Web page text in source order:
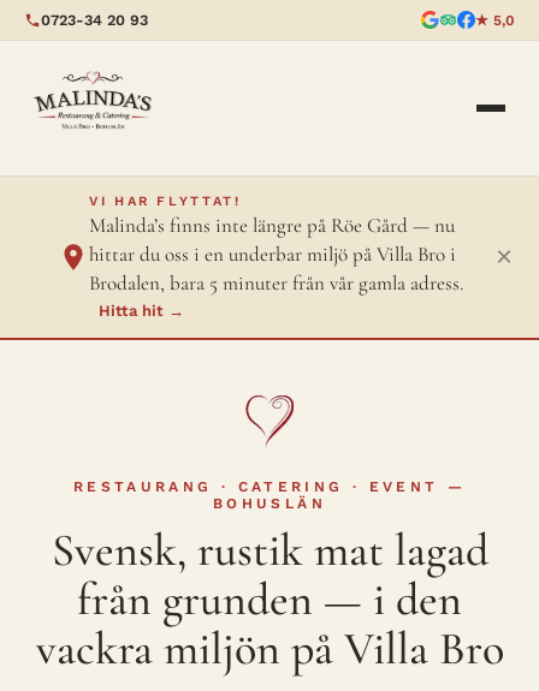
0723-34 20 93 ★ 5,0
VI HAR FLYTTAT!
Malinda’s finns inte längre på Röe Gård — nu
hittar du oss i en underbar miljö på Villa Bro i
Brodalen, bara 5 minuter från vår gamla adress.
Hitta hit →
×
RESTAURANG · CATERING · EVENT —
BOHUSLÄN
Svensk, rustik mat lagad
från grunden — i den
vackra miljön på Villa Bro